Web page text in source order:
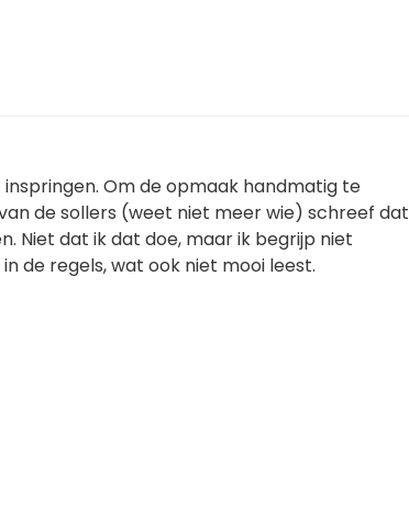
Om de opmaak handmatig te
de sollers (weet niet meer wie) schreef dat
Niet dat ik dat doe, maar ik begrijp niet
de regels, wat ook niet mooi leest.